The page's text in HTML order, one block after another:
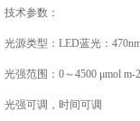
技术参数：
光源类型：LED蓝光：
光强范围：0～4500 μmol m-
光强可调，时间可调